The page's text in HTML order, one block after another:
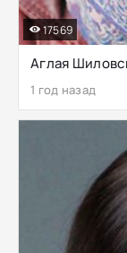
Аглая
1 год назад
17569